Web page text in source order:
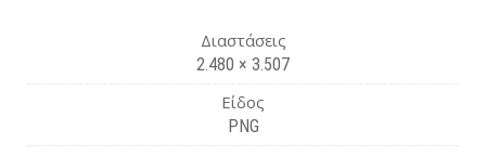
τε
Διαστάσεις
2.480 × 3.507
Είδος
PNG